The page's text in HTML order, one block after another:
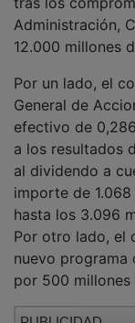
Administración,
12.000 millones
General de
efectivo de
a los resultados
al dividendo a
importe de 1.068
hasta los 3.096
Por otro lado, el
nuevo programa
por 500 millones